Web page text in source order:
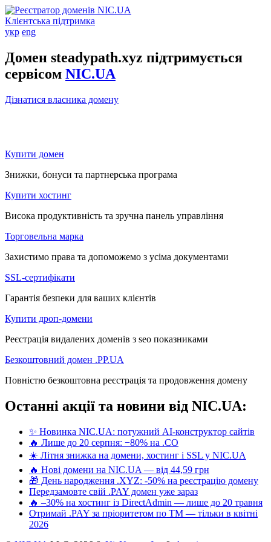
Клієнтська підтримка
укр eng
Домен steadypath.xyz підтримується
сервісом NIC.UA
Дізнатися власника домену
Купити домен
Знижки, бонуси та партнерська програма
Купити хостинг
Висока продуктивність та зручна панель управління
Торговельна марка
Захистимо права та допоможемо з усіма документами
SSL-сертифікати
Гарантія безпеки для ваших клієнтів
Купити дроп-домени
Реєстрація видалених доменів з seo показниками
Безкоштовний домен .PP.UA
Повністю безкоштовна реєстрація та продовження домену
Останні акції та новини від NIC.UA:
✨ Новинка NIC.UA: потужний AI-конструктор сайтів
🔥 Лише до 20 серпня: −80% на .CO
☀️ Літня знижка на домени, хостинг і SSL у NIC.UA
🔥 Нові домени на NIC.UA — від 44,59 грн
🎁 День народження .XYZ: -50% на реєстрацію домену
Передзамовте свій .PAY домен уже зараз
🔥 –30% на хостинг із DirectAdmin — лише до 20 травня
Отримай .PAY за пріоритетом по ТМ — тільки в квітні
2026